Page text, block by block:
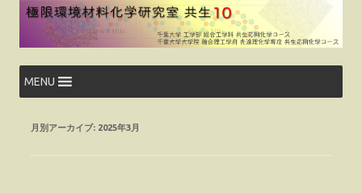
コ
ン
ツ
キ
ッ
MENU
月別アーカイブ: 2025年3月